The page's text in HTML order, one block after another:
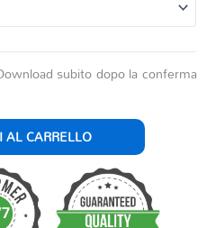
subito dopo la conferma
AL CARRELLO